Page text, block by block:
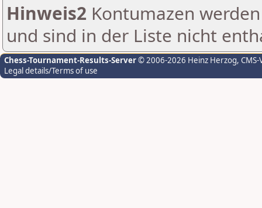
Hinweis2 Kontumazen
und sind in der Liste nicht
Chess-Tournament-Results-Server© 2006-2026 Heinz Herzog,
Legal details/Terms of use